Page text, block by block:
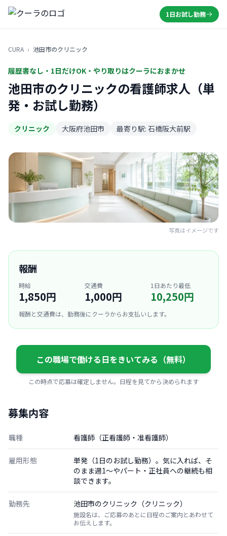
1日お試し勤務
CURA › 池田市のクリニック
履歴書なし・1日だけOK・やり取りはクーラにおまかせ
池田市のクリニックの看護師求人（単
発・お試し勤務）
クリニック 大阪府池田市 最寄り駅: 石橋阪大前駅
写真はイメージです
報酬
時給
1,850円
交通費
1,000円
1日あたり最低
10,250円
報酬と交通費は、勤務後にクーラからお支払いします。
この職場で働ける日をきいてみる（無料）
この時点で応募は確定しません。日程を見てから決められます
募集内容
職種 看護師（正看護師・准看護師）
雇用形態
単発（1日のお試し勤務）。気に入れば、そ
のまま週1〜やパート・正社員への継続も相
談できます。
勤務先 池田市のクリニック（クリニック）
施設名は、ご応募のあとに日程のご案内とあわせて
お伝えします。